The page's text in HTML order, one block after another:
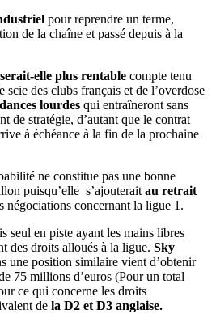
pour reprendre un terme,
de la chaîne et passé depuis à la
elle plus rentable compte tenu
scie des clubs français et de l’overdose
lourdes qui entraîneront sans
de stratégie, d’autant que le contrat
à échéance à la fin de la prochaine
ne constitue pas une bonne
puisqu’elle s’ajouterait au retrait
négociations concernant la ligue 1.
seul en piste ayant les mains libres
des droits alloués à la ligue. Sky
une position similaire vient d’obtenir
75 millions d’euros (Pour un total
ce qui concerne les droits
de la D2 et D3 anglaise.